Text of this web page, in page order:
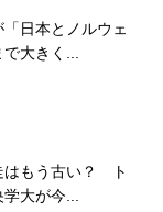
日本とノルウェ
大きく...
はもう古い？ ト
大が今...